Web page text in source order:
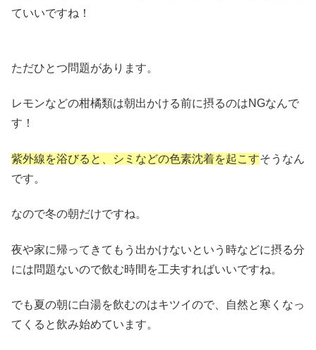
ていいですね！
ただひとつ問題があります。
レモンなどの柑橘類は朝出かける前に摂るのはNGなんで
す！
紫外線を浴びると、シミなどの色素沈着を起こすそうなん
です。
なので冬の朝だけですね。
夜や家に帰ってきてもう出かけないという時などに摂る分
には問題ないので飲む時間を工夫すればいいですね。
でも夏の朝に白湯を飲むのはキツイので、自然と寒くなっ
てくると飲み始めています。